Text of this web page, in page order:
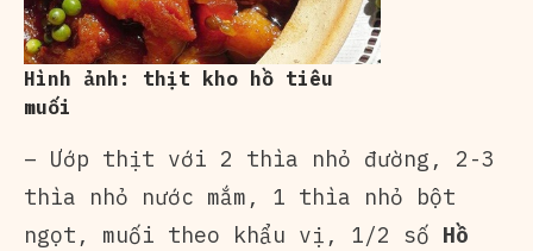
Hình ảnh: thịt kho hồ tiêu
muối
– Ướp thịt với 2 thìa nhỏ đường, 2-3
thìa nhỏ nước mắm, 1 thìa nhỏ bột
ngọt, muối theo khẩu vị, 1/2 số Hồ